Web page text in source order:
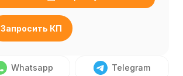
Запросить КП
Whatsapp Telegram